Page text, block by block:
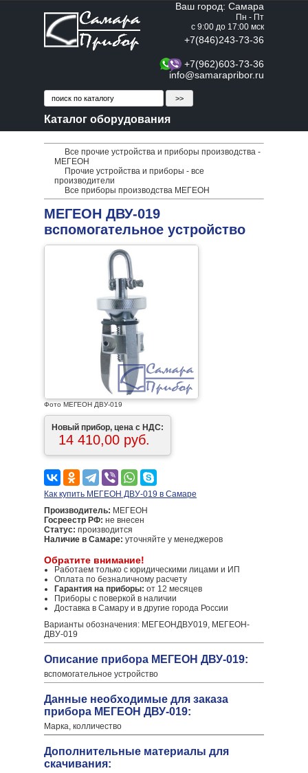
Ваш город: Самара
Пн - Пт
с 9:00 до 17:00 мск
+7(846)243-73-36
+7(962)603-73-36
info@samarapribor.ru
Каталог оборудования
Все прочие устройства и приборы производства -
МЕГЕОН
Прочие устройства и приборы - все
производители
Все приборы производства МЕГЕОН
МЕГЕОН ДВУ-019
вспомогательное устройство
Фото МЕГЕОН ДВУ-019
Новый прибор, цена с НДС:
14 410,00 руб.
Как купить МЕГЕОН ДВУ-019 в Самаре
Производитель: МЕГЕОН
Госреестр РФ: не внесен
Статус: производится
Наличие в Самаре: уточняйте у менеджеров
Обратите внимание!
Работаем только с юридическими лицами и ИП
Оплата по безналичному расчету
Гарантия на приборы: от 12 месяцев
Приборы с поверкой в наличии
Доставка в Самару и в другие города России
Варианты обозначения: МЕГЕОНДВУ019, МЕГЕОН-
ДВУ-019
Описание прибора МЕГЕОН ДВУ-019:
вспомогательное устройство
Данные необходимые для заказа
прибора МЕГЕОН ДВУ-019:
Марка, колличество
Дополнительные материалы для
скачивания: